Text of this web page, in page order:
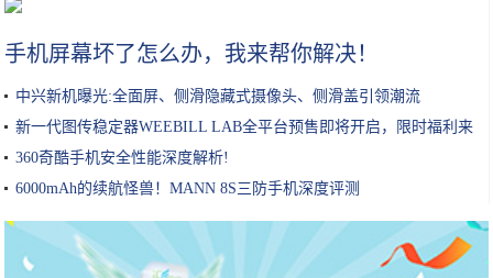
手机屏幕坏了怎么办，我来帮你解决！
中兴新机曝光:全面屏、侧滑隐藏式摄像头、侧滑盖引领潮流
新一代图传稳定器WEEBILL LAB全平台预售即将开启，限时福利来
啦
360奇酷手机安全性能深度解析!
6000mAh的续航怪兽！MANN 8S三防手机深度评测